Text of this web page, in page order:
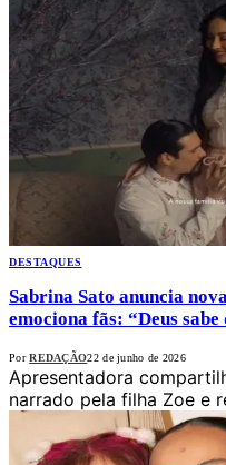
DESTAQUES
Sabrina Sato anuncia
emociona fãs: “Deus sabe
Por REDAÇÃO22 de junho de 2026
Apresentadora
narrado pela filha Zoe e